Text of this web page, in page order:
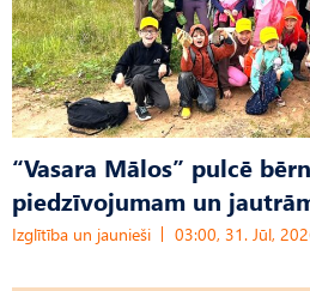
“Vasara Mālos” pulcē
piedzīvojumam un
Izglītība un jaunieši 03:00, 31. Jūl,